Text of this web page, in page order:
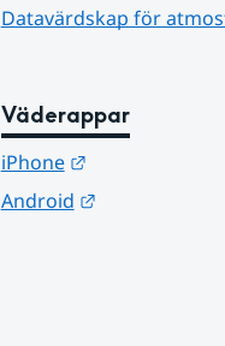
Datavärdskap för
Väderappar
iPhone
Länk till annan
Android
Länk till